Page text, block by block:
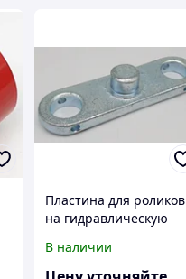
Пластина для роликов
на гидравлическую
В наличии